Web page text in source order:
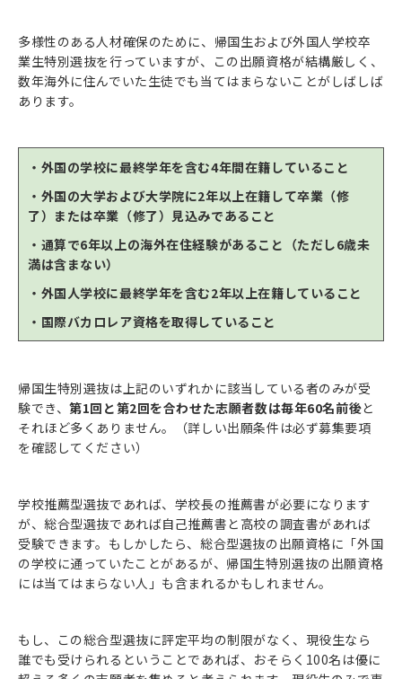
多様性のある人材確保のために、帰国生および外国人学校卒
業生特別選抜を行っていますが、この出願資格が結構厳しく、
数年海外に住んでいた生徒でも当てはまらないことがしばしば
あります。
・外国の学校に最終学年を含む4年間在籍していること
・外国の大学および大学院に2年以上在籍して卒業（修
了）または卒業（修了）見込みであること
・通算で6年以上の海外在住経験があること（ただし6歳未
満は含まない）
・外国人学校に最終学年を含む2年以上在籍していること
・国際バカロレア資格を取得していること
帰国生特別選抜は上記のいずれかに該当している者のみが受
験でき、第1回と第2回を合わせた志願者数は毎年60名前後と
それほど多くありません。（詳しい出願条件は必ず募集要項
を確認してください）
学校推薦型選抜であれば、学校長の推薦書が必要になります
が、総合型選抜であれば自己推薦書と高校の調査書があれば
受験できます。もしかしたら、総合型選抜の出願資格に「外国
の学校に通っていたことがあるが、帰国生特別選抜の出願資格
には当てはまらない人」も含まれるかもしれません。
もし、この総合型選抜に評定平均の制限がなく、現役生なら
誰でも受けられるということであれば、おそらく100名は優に